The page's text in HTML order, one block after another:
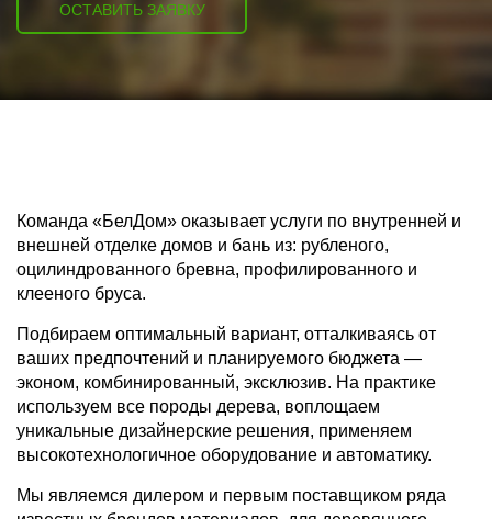
ОСТАВИТЬ ЗАЯВКУ
Команда «БелДом» оказывает услуги по внутренней и
внешней отделке домов и бань из: рубленого,
оцилиндрованного бревна, профилированного и
клееного бруса.
Подбираем оптимальный вариант, отталкиваясь от
ваших предпочтений и планируемого бюджета —
эконом, комбинированный, эксклюзив. На практике
используем все породы дерева, воплощаем
уникальные дизайнерские решения, применяем
высокотехнологичное оборудование и автоматику.
Мы являемся дилером и первым поставщиком ряда